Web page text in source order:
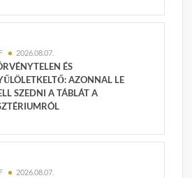
2026.08.07.
ÉS
AZONNAL LE
SZEDNI A TÁBLÁT A
2026.08.07.